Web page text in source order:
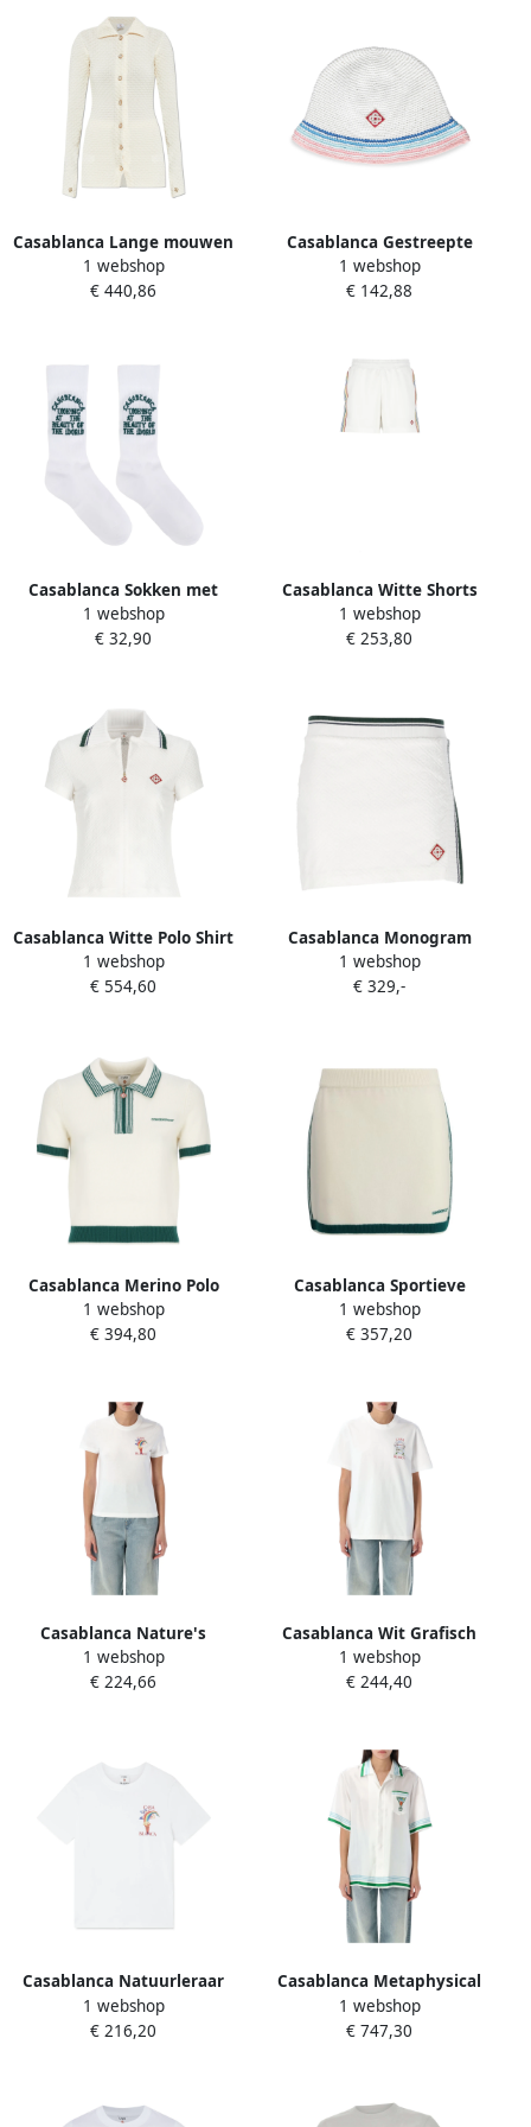
Casablanca Lange mouwen
top met split White Dames
1 webshop
€ 440,86
Casablanca Gestreepte
Katoenen Beanie in Wit
White Unisex
1 webshop
€ 142,88
Casablanca Sokken met
logo White Dames
1 webshop
€ 32,90
Casablanca Witte Shorts
met Elastische Tailleband
White Dames
1 webshop
€ 253,80
Casablanca Witte Polo Shirt
met Kraag White Dames
1 webshop
€ 554,60
Casablanca Monogram
Minirok Wit Geribbelde
Elastische Taille White
1 webshop
€ 329,-
Casablanca Merino Polo
Sweater met Rits Sluiting
White Dames
1 webshop
€ 394,80
Casablanca Sportieve
Wollen Minirok met
Kleurrijke Banden White
1 webshop
€ 357,20
Casablanca Nature's
Teacher Grafisch T-shirt Wit
White Dames
1 webshop
€ 224,66
Casablanca Wit Grafisch
Print T-shirt White Dames
1 webshop
€ 244,40
Casablanca Natuurleraar
Grafisch T-shirt White
Dames
1 webshop
€ 216,20
Casablanca Metaphysical
Tennis Icon Silk Shirt White
Dames
1 webshop
€ 747,30